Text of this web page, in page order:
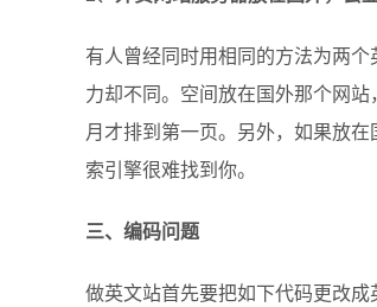
有人曾经同时用相同的方法为两
力却不同。空间放在国外那个网
月才排到第一页。另外，如果放
索引擎很难找到你。
三、编码问题
做英文站首先要把如下代码更改